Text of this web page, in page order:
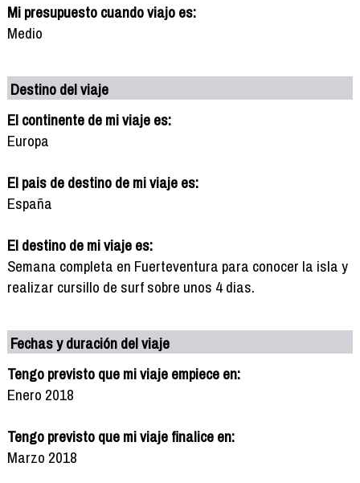
Mi presupuesto cuando viajo es:
Medio
Destino del viaje
El continente de mi viaje es:
Europa
El pais de destino de mi viaje es:
España
El destino de mi viaje es:
Semana completa en Fuerteventura para conocer la isla y
realizar cursillo de surf sobre unos 4 dias.
Fechas y duración del viaje
Tengo previsto que mi viaje empiece en:
Enero 2018
Tengo previsto que mi viaje finalice en:
Marzo 2018